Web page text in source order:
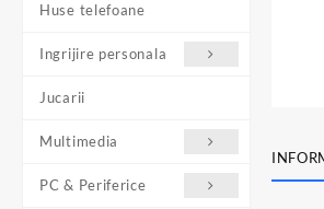
Huse telefoane
Ingrijire personala
Jucarii
Multimedia
PC & Periferice